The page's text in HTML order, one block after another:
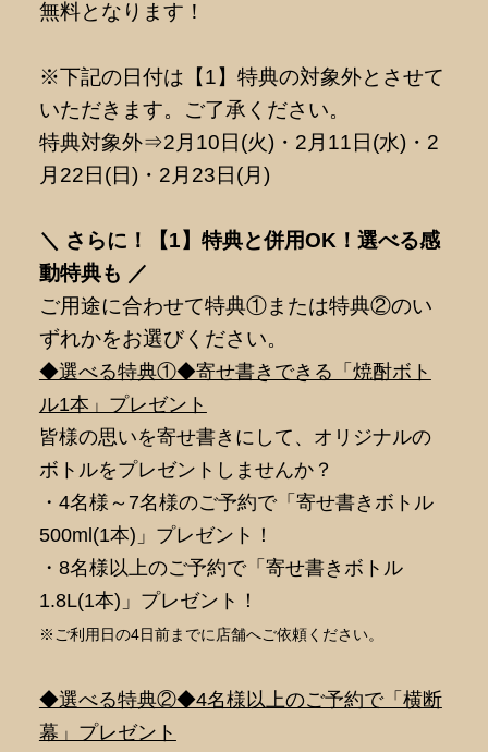
無料となります！
※下記の日付は【1】特典の対象外とさせて
いただきます。ご了承ください。
特典対象外⇒2月10日(火)・2月11日(水)・2
月22日(日)・2月23日(月)
＼ さらに！【1】特典と併用OK！選べる感
動特典も ／
ご用途に合わせて特典①または特典②のい
ずれかをお選びください。
◆選べる特典①◆寄せ書きできる「焼酎ボト
ル1本」プレゼント
皆様の思いを寄せ書きにして、オリジナルの
ボトルをプレゼントしませんか？
・4名様～7名様のご予約で「寄せ書きボトル
500ml(1本)」プレゼント！
・8名様以上のご予約で「寄せ書きボトル
1.8L(1本)」プレゼント！
※ご利用日の4日前までに店舗へご依頼ください。
◆選べる特典②◆4名様以上のご予約で「横断
幕」プレゼント